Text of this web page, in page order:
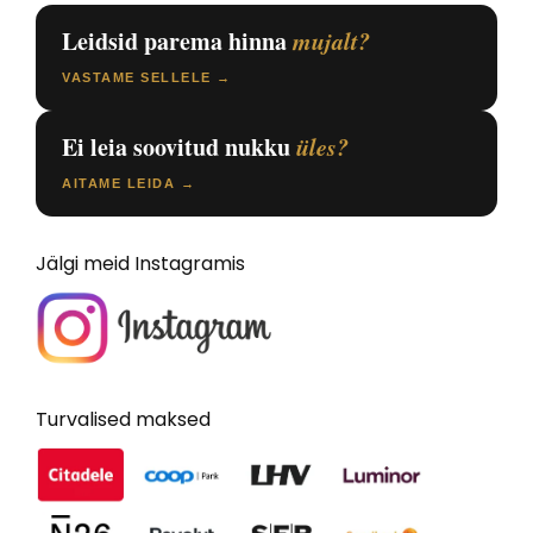
Leidsid parema hinnamujalt?
VASTAME SELLELE →
Ei leia soovitud nukkuüles?
AITAME LEIDA →
Jälgi meid Instagramis
Turvalised maksed